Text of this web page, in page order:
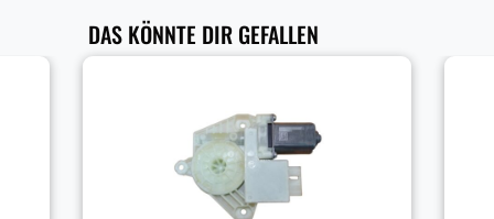
DAS KÖNNTE DIR GEFALLEN